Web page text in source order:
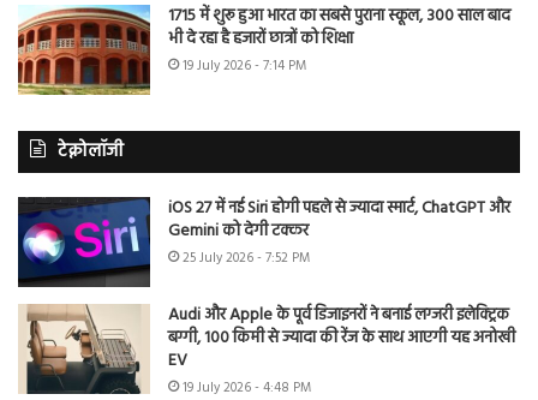
1715 में शुरू हुआ भारत का सबसे पुराना स्कूल, 300 साल बाद
भी दे रहा है हजारों छात्रों को शिक्षा
19 July 2026 - 7:14 PM
टेक्नोलॉजी
iOS 27 में नई Siri होगी पहले से ज्यादा स्मार्ट, ChatGPT और
Gemini को देगी टक्कर
25 July 2026 - 7:52 PM
Audi और Apple के पूर्व डिजाइनरों ने बनाई लग्जरी इलेक्ट्रिक
बग्गी, 100 किमी से ज्यादा की रेंज के साथ आएगी यह अनोखी
EV
19 July 2026 - 4:48 PM